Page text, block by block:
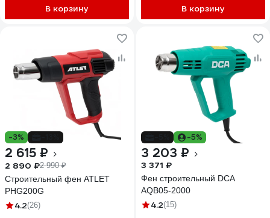
В корзину В корзину
-3%
2 615 ₽
2 890 ₽2 990 ₽
Строительный фен ATLET
PHG200G
4.2(26)
-5%
3 203 ₽
3 371 ₽
Фен строительный DCA
AQB05-2000
4.2(15)